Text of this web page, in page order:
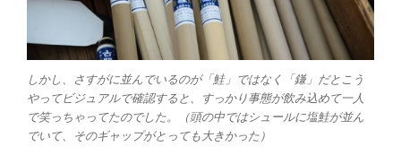
しかし、さすがに並んでいるのが「鮭」ではなく「鎌」だとこう
やってビジュアルで確認すると、すっかり事態が飲み込めて一人
で笑っちゃってたのでした。（頭の中ではシュールに塩鮭が並ん
でいて、そのギャップがとっても大きかった）